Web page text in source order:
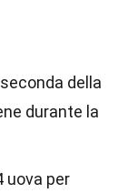
della
durante la
uova per